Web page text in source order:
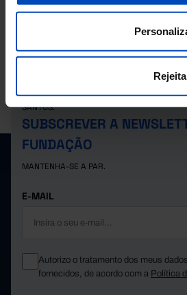
2023
26.044 1.934
A PORDATA É UM PROJETO DA FUNDAÇÃO
SANTOS.
SUBSCREVER A
FUNDAÇÃO
MANTENHA-SE A PAR.
E-MAIL
Autorizo o tratamento dos meus
fornecidos, de acordo com a Política